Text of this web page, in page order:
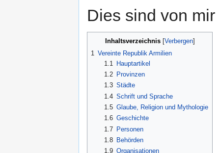
Dies sind von
Inhaltsverzeichnis
1
Vereinte Republik Armilien
1.1
Hauptartikel
1.2
Provinzen
1.3 Städte
1.4 Schrift und Sprache
1.5 Glaube, Religion und Mythologie
1.6 Geschichte
1.7
Personen
1.8
Behörden
1.9 Organisationen